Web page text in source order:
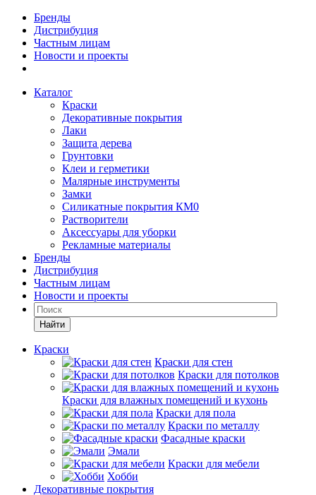
Бренды
Дистрибуция
Частным лицам
Новости и проекты
Каталог
Краски
Декоративные покрытия
Лаки
Защита дерева
Грунтовки
Клеи и герметики
Малярные инструменты
Замки
Силикатные покрытия КМ0
Растворители
Аксессуары для уборки
Рекламные материалы
Бренды
Дистрибуция
Частным лицам
Новости и проекты
Найти
Краски
Краски для стен
Краски для потолков
Краски для влажных помещений и кухонь
Краски для пола
Краски по металлу
Фасадные краски
Эмали
Краски для мебели
Хобби
Декоративные покрытия